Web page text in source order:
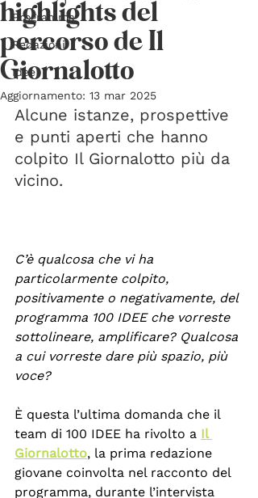
Programma
Redazioni
Idee
highlights del
percorso de Il
Giornalotto
Aggiornamento: 13 mar 2025
Alcune istanze, prospettive
e punti aperti che hanno
colpito Il Giornalotto più da
vicino.
C’è qualcosa che vi ha
particolarmente colpito,
positivamente o negativamente, del
programma 100 IDEE che vorreste
sottolineare, amplificare? Qualcosa
a cui vorreste dare più spazio, più
voce?
È questa l’ultima domanda che il
team di 100 IDEE ha rivolto a Il
Giornalotto, la prima redazione
giovane coinvolta nel racconto del
programma, durante l’intervista